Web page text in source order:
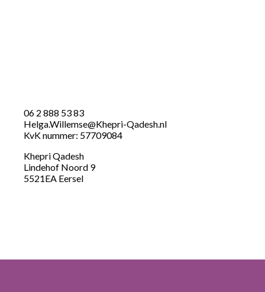
06 2 888 53 83
Helga.Willemse@Khepri-Qadesh.nl
KvK nummer: 57709084
Khepri Qadesh
Lindehof Noord 9
5521EA Eersel